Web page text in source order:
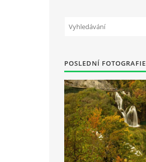
POSLEDNÍ FOTOGRAFIE